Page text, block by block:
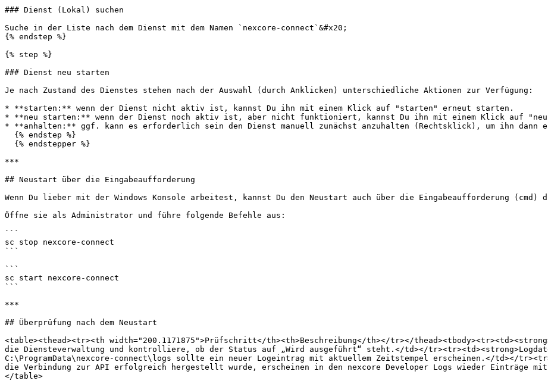
### Dienst (Lokal) suchen
Suche in der Liste nach dem Dienst mit dem Namen `nexcore-connect`&#x20;
{% endstep %}
{% step %}
### Dienst neu starten
Je nach Zustand des Dienstes stehen nach der Auswahl (durch Anklicken) unterschiedliche Aktionen zur Verfügung:
* **starten:** wenn der Dienst nicht aktiv ist, kannst Du ihn mit einem Klick auf "starten" erneut starten.
* **neu starten:** wenn der Dienst noch aktiv ist, aber nicht funktioniert, kannst Du ihn mit einem Klick auf "neu
* **anhalten:** ggf. kann es erforderlich sein den Dienst manuell zunächst anzuhalten (Rechtsklick), um ihn dann
***
## Neustart über die Eingabeaufforderung
Wenn Du lieber mit der Windows Konsole arbeitest, kannst Du den Neustart auch über die Eingabeaufforderung (cmd)
Öffne sie als Administrator und führe folgende Befehle aus:
```
sc stop nexcore-connect
```
```
sc start nexcore-connect
```
***
## Überprüfung nach dem Neustart
<table><thead><tr><th width="200.1171875">Prüfschritt</th><th>Beschreibung</th></tr></
die Diensteverwaltung und kontrolliere, ob der Status auf „Wird ausgeführt“ steht.</td></
C:\ProgramData\nexcore-connect\logs sollte ein neuer Logeintrag mit aktuellem Zeitstempel erscheinen.</td></
die Verbindung zur API erfolgreich hergestellt wurde, erscheinen in den nexcore Developer Logs wieder Einträge
</table>